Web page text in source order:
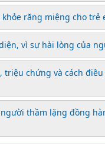
khỏe răng miệng cho trẻ
vì sự hài lòng của
triệu chứng và cách
thầm lặng đồng